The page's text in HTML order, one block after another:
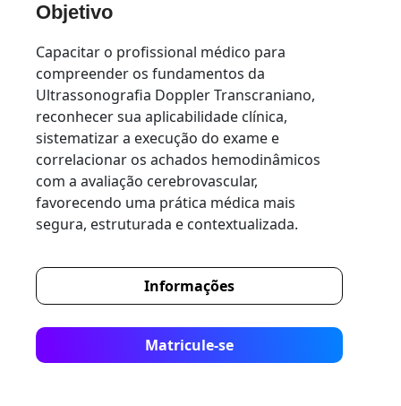
Objetivo
Capacitar o profissional médico para
compreender os fundamentos da
Ultrassonografia Doppler Transcraniano,
reconhecer sua aplicabilidade clínica,
sistematizar a execução do exame e
correlacionar os achados hemodinâmicos
com a avaliação cerebrovascular,
favorecendo uma prática médica mais
segura, estruturada e contextualizada.
Informações
Matricule-se